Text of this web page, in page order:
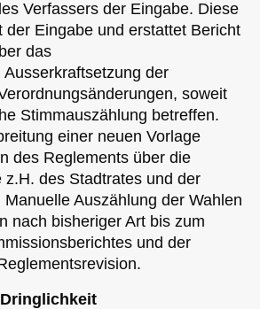
Verfassers der Eingabe. Diese
der Eingabe und erstattet Bericht
das
der
soweit
Stimmauszählung betreffen.
einer neuen Vorlage
des Reglements über die
z.H. des Stadtrates und der
Auszählung der Wahlen
nach bisheriger Art bis zum
und der